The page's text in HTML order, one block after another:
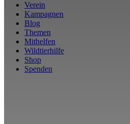
Verein
Kampagnen
Blog
Themen
Mithelfen
Wildtierhilfe
Shop
Spenden